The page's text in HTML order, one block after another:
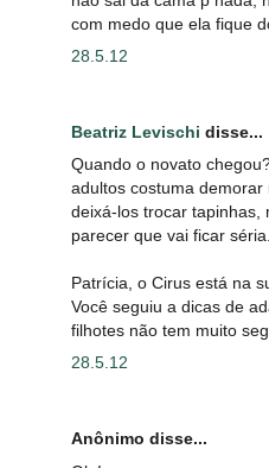
com medo que ela fique
28.5.12
Beatriz Levischi disse...
Quando o novato
adultos costuma demorar
deixá-los trocar tapinhas,
parecer que vai ficar séria.
Patrícia, o Cirus está na
Você seguiu a dicas de
filhotes não tem muito
28.5.12
Anônimo disse...